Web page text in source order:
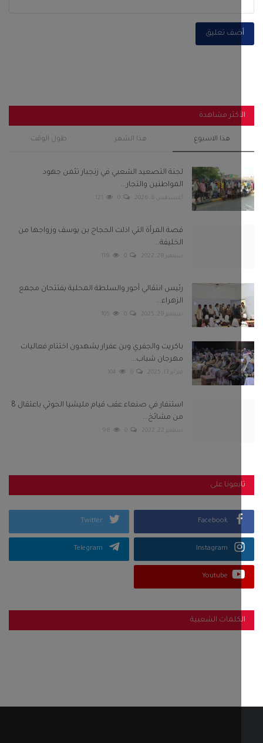
تعليق
مشاهدة
هذا الاسبوع هذا الشهر طول الوقت
لجنة التصعيد الشعبي في زنجبار تثمن جهود
المواطنين والتجار...
أغسطس 6, 2026 0
121
قصة المرأة التي اذلت الحجاج بن يوسف وزواجها من
الخليفة...
0
119
رئيس انتقالي أحور والسلطة المحلية يفتتحان مجمع
الزهراء...
سبتمبر 29, 2025 0
105
باكريت والجفري وبن عفرار يشهدون اختتام فعاليات
مهرجان شباب...
فبراير 13, 2025 0
104
استنفار في صنعاء عقب قيام مليشيا الحوثي باعتقال 8
من مشائخ...
0
98
على
Facebook
Twitter
Instagram
Telegram
Youtube
الشعبية